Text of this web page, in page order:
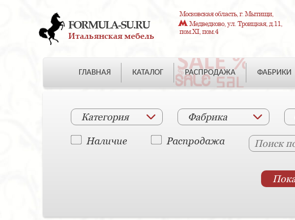
FORMULA-SU.RU
Итальянская мебель
Московская область, г. Мытищи,
Медведково, ул. Троицкая, д.11,
пом.XI, пом.4
ГЛАВНАЯ КАТАЛОГ РАСПРОДАЖА ФАБРИКИ
Категория Фабрика
Наличие Распродажа